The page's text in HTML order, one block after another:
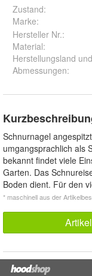
Zustand:
Marke:
Hersteller Nr.:
Material:
Herstellungsland
Abmessungen:
Schnurnagel
umgangsprachlich als
bekannt findet viele
Garten. Das
Boden dient. Für den
* maschinell aus der